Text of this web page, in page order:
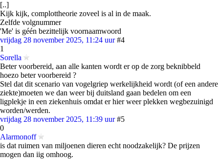
[..]
Kijk kijk, complottheorie zoveel is al in de maak.
Zelfde volgnummer
'Me' is géén bezittelijk voornaamwoord
vrijdag 28 november 2025, 11:24 uur #4
1
Sorella
Beter voorbereid, aan alle kanten wordt er op de zorg beknibbeld
hoezo beter voorbereid ?
Stel dat dit scenario van vogelgriep werkelijkheid wordt (of een andere
ziekte)moeten we dan weer bij duitsland gaan bedelen om een
ligplekje in een ziekenhuis omdat er hier weer plekken wegbezuinigd
worden/werden.
vrijdag 28 november 2025, 11:39 uur #5
0
Alarmonoff
is dat ruimen van miljoenen dieren echt noodzakelijk? De prijzen
mogen dan iig omhoog.